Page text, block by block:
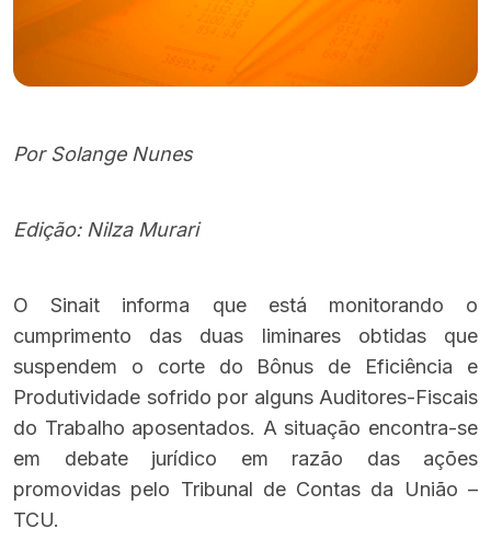
Por Solange Nunes
Edição: Nilza Murari
O Sinait informa que está monitorando o
cumprimento das duas liminares obtidas que
suspendem o corte do Bônus de Eficiência e
Produtividade sofrido por alguns Auditores-Fiscais
do Trabalho aposentados. A situação encontra-se
em debate jurídico em razão das ações
promovidas pelo Tribunal de Contas da União –
TCU.